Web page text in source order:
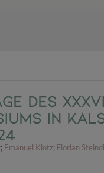
des
in
; Emanuel Klotz; Florian Steindl